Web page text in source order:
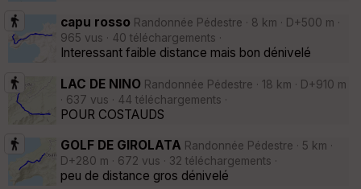
capu rosso Randonnée Pédestre · 8 km · D+500 m ·
965 vus · 40 téléchargements ·
Interessant faible distance mais bon dénivelé
LAC DE NINO Randonnée Pédestre · 18 km · D+910 m
· 637 vus · 44 téléchargements ·
POUR COSTAUDS
GOLF DE GIROLATA Randonnée Pédestre · 5 km ·
D+280 m · 672 vus · 32 téléchargements ·
peu de distance gros dénivelé